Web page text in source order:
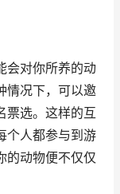
会对你所养的动
情况下，可以邀
票选。这样的互
个人都参与到游
的动物便不仅仅